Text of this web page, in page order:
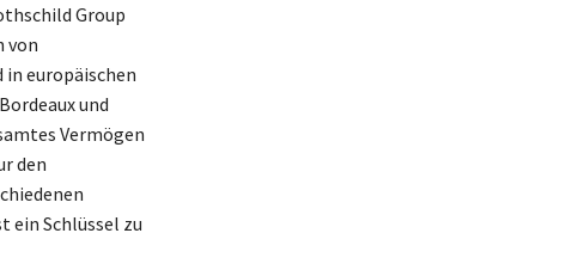
Group
von
europäischen
und
Vermögen
den
ein Schlüssel zu